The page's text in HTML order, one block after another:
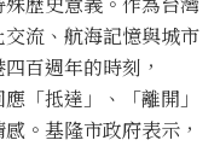
流、航海記憶與城市
百週年的時刻，
「抵達」、「離開」
。基隆市政府表示，